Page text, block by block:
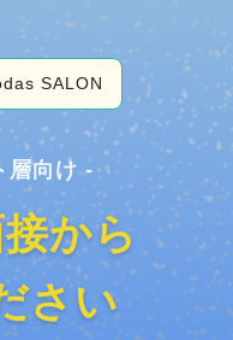
SALON
層向け -
から
さい